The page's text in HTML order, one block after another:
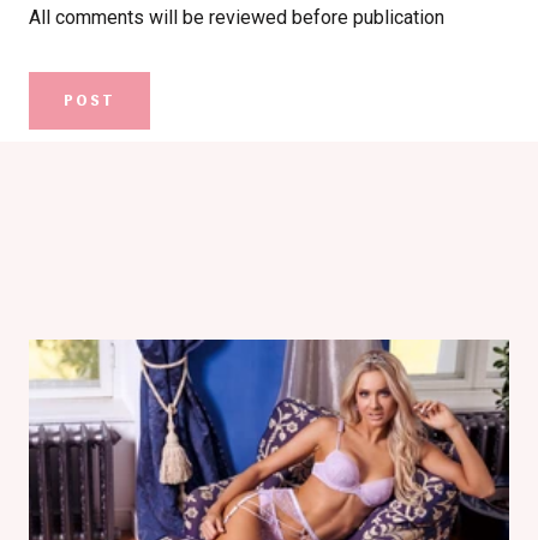
All comments will be reviewed before publication
POST